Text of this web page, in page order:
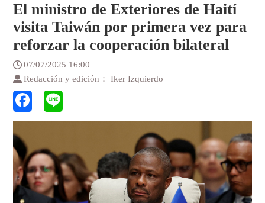
El ministro de Exteriores de Haití
visita Taiwán por primera vez para
reforzar la cooperación bilateral
07/07/2025 16:00
Redacción y edición： Iker Izquierdo